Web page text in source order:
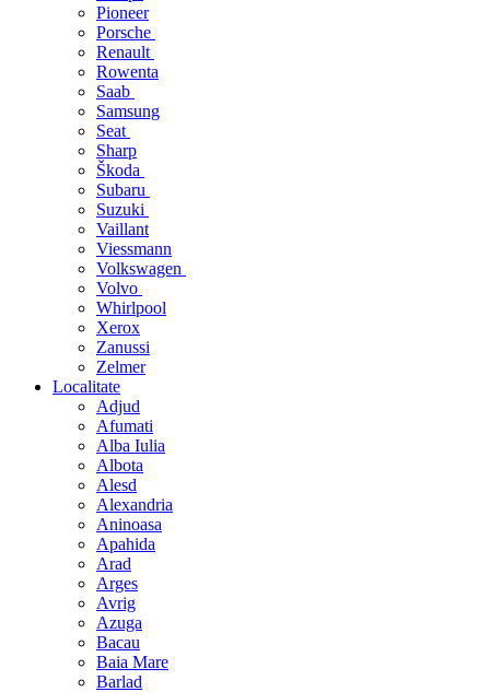
Pioneer
Porsche
Renault
Rowenta
Saab
Samsung
Seat
Sharp
Škoda
Subaru
Suzuki
Vaillant
Viessmann
Volkswagen
Volvo
Whirlpool
Xerox
Zanussi
Zelmer
Localitate
Adjud
Afumati
Alba Iulia
Albota
Alesd
Alexandria
Aninoasa
Apahida
Arad
Arges
Avrig
Azuga
Bacau
Baia Mare
Barlad